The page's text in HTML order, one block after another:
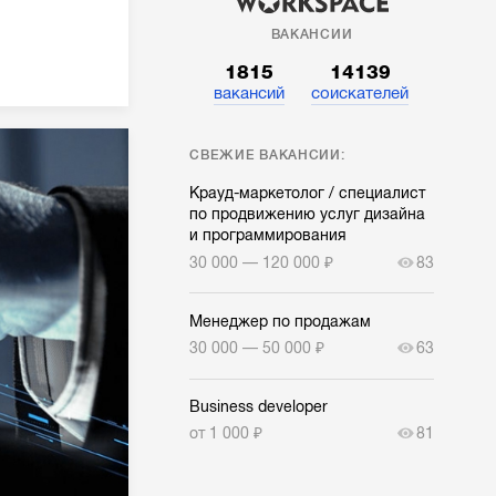
ВАКАНСИИ
1815
вакансий
14139
соискателей
СВЕЖИЕ ВАКАНСИИ:
Крауд-маркетолог / специалист
по продвижению услуг дизайна
и программирования
30 000 — 120 000 ₽
83
Менеджер по продажам
30 000 — 50 000 ₽
63
Business developer
от 1 000 ₽
81